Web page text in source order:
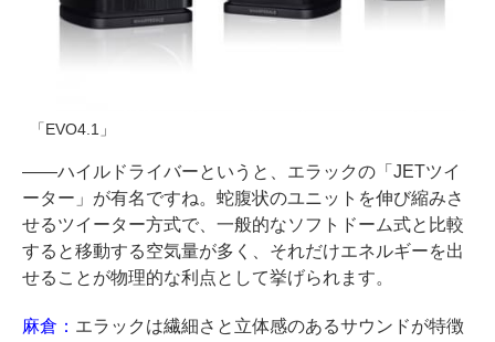
「EVO4.1」
――ハイルドライバーというと、エラックの「JETツイ
ーター」が有名ですね。蛇腹状のユニットを伸び縮みさ
せるツイーター方式で、一般的なソフトドーム式と比較
すると移動する空気量が多く、それだけエネルギーを出
せることが物理的な利点として挙げられます。
麻倉： エラックは繊細さと立体感のあるサウンドが特徴